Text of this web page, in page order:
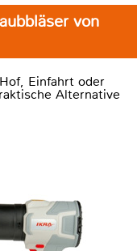
von
Einfahrt oder
Alternative